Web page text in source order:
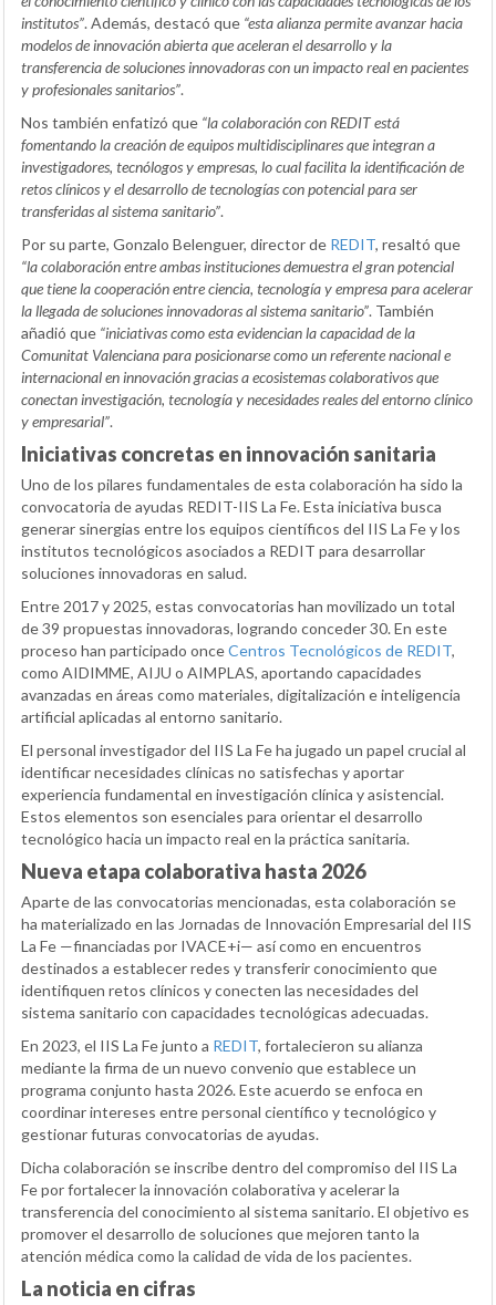
institutos”. Además, destacó que “esta alianza permite avanzar hacia
modelos de innovación abierta que aceleran el desarrollo y la
transferencia de soluciones innovadoras con un impacto real en pacientes
y profesionales sanitarios”.
Nos también enfatizó que “la colaboración con REDIT está
fomentando la creación de equipos multidisciplinares que integran a
investigadores, tecnólogos y empresas, lo cual facilita la identificación de
retos clínicos y el desarrollo de tecnologías con potencial para ser
transferidas al sistema sanitario”.
Por su parte, Gonzalo Belenguer, director de REDIT, resaltó que
“la colaboración entre ambas instituciones demuestra el gran potencial
que tiene la cooperación entre ciencia, tecnología y empresa para acelerar
la llegada de soluciones innovadoras al sistema sanitario”. También
añadió que “iniciativas como esta evidencian la capacidad de la
Comunitat Valenciana para posicionarse como un referente nacional e
internacional en innovación gracias a ecosistemas colaborativos que
conectan investigación, tecnología y necesidades reales del entorno clínico
y empresarial”.
Iniciativas concretas en innovación sanitaria
Uno de los pilares fundamentales de esta colaboración ha sido la
convocatoria de ayudas REDIT-IIS La Fe. Esta iniciativa busca
generar sinergias entre los equipos científicos del IIS La Fe y los
institutos tecnológicos asociados a REDIT para desarrollar
soluciones innovadoras en salud.
Entre 2017 y 2025, estas convocatorias han movilizado un total
de 39 propuestas innovadoras, logrando conceder 30. En este
proceso han participado onceCentros Tecnológicos de REDIT,
como AIDIMME, AIJU o AIMPLAS, aportando capacidades
avanzadas en áreas como materiales, digitalización e inteligencia
artificial aplicadas al entorno sanitario.
El personal investigador del IIS La Fe ha jugado un papel crucial al
identificar necesidades clínicas no satisfechas y aportar
experiencia fundamental en investigación clínica y asistencial.
Estos elementos son esenciales para orientar el desarrollo
tecnológico hacia un impacto real en la práctica sanitaria.
Nueva etapa colaborativa hasta 2026
Aparte de las convocatorias mencionadas, esta colaboración se
ha materializado en las Jornadas de Innovación Empresarial del IIS
La Fe —financiadas por IVACE+i— así como en encuentros
destinados a establecer redes y transferir conocimiento que
identifiquen retos clínicos y conecten las necesidades del
sistema sanitario con capacidades tecnológicas adecuadas.
En 2023, el IIS La Fe junto a REDIT, fortalecieron su alianza
mediante la firma de un nuevo convenio que establece un
programa conjunto hasta 2026. Este acuerdo se enfoca en
coordinar intereses entre personal científico y tecnológico y
gestionar futuras convocatorias de ayudas.
Dicha colaboración se inscribe dentro del compromiso del IIS La
Fe por fortalecer la innovación colaborativa y acelerar la
transferencia del conocimiento al sistema sanitario. El objetivo es
promover el desarrollo de soluciones que mejoren tanto la
atención médica como la calidad de vida de los pacientes.
La noticia en cifras